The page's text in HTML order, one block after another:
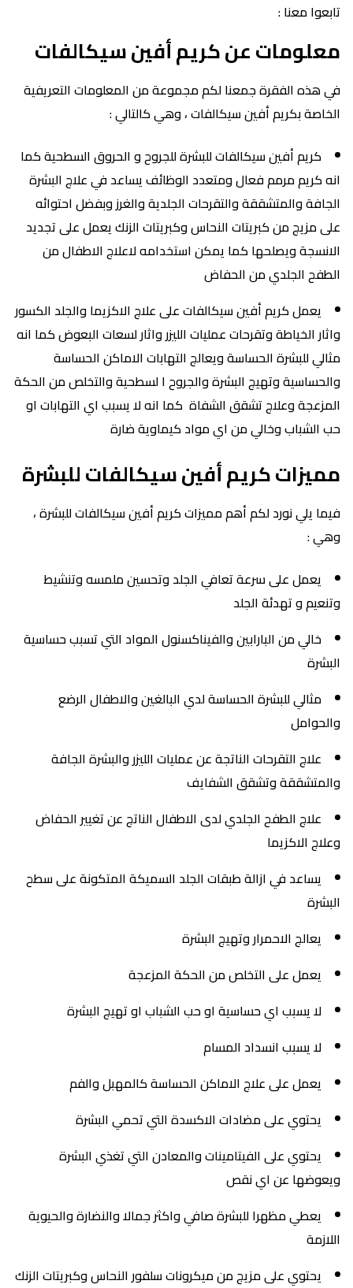
تابعوا معنا :
معلومات عن كريم أفين سيكالفات
في هذه الفقرة جمعنا لكم مجموعة من المعلومات التعريفية
الخاصة بكريم أفين سيكالفات ، وهي كالتالي :
كريم أفين سيكالفات للبشرة للجروح و الحروق السطحية كما
انه كريم مرمم فعال ومتعدد الوظائف يساعد في علاج البشرة
الجافة والمتشققة والتقرحات الجلدية والغرز وبفضل احتوائه
على مزيج من كبريتات النحاس وكبريتات الزنك يعمل على تجديد
الانسجة ويصلحها كما يمكن استخدامه لاعلاج الاطفال من
الطفح الجلدي من الحفاض
يعمل كريم أفين سيكالفات على علاج الاكزيما والجلد الكسور
واثار الخياطة وتقرحات عمليات الليزر واثار لسعات البعوض كما انه
مثالي للبشرة الحساسة ويعالج التهابات الاماكن الحساسة
والحساسية وتهيج البشرة والجروح ا لسطحية والتخلص من الحكة
المزعجة وعلاج تشقق الشفاة كما انه لا يسبب اي التهابات او
حب الشباب وخالي من اي مواد كيماوية ضارة
مميزات كريم أفين سيكالفات للبشرة
فيما يلي نورد لكم أهم مميزات كريم أفين سيكالفات للبشرة ،
وهي :
يعمل على سرعة تعافي الجلد وتحسين ملمسه وتنشيط
وتنعيم و تهدئة الجلد
خالي من البارابين والفيناكسنول المواد التي تسبب حساسية
البشرة
مثالي للبشرة الحساسة لدي البالغين والاطفال الرضع
والحوامل
علاج التقرحات الناتجة عن عمليات الليزر والبشرة الجافة
والمتشققة وتشقق الشفايف
علاج الطفح الجلدي لدى الاطفال الناتج عن تغيير الحفاض
وعلاج الاكزيما
يساعد في ازالة طبقات الجلد السميكة المتكونة على سطح
البشرة
يعالج الاحمرار وتهيج البشرة
يعمل على التخلص من الحكة المزعجة
لا يسبب اي حساسية او حب الشباب او تهيج البشرة
لا يسبب انسداد المسام
يعمل على علاج الاماكن الحساسة كالمهبل والفم
يحتوي على مضادات الاكسدة التي تحمي البشرة
يحتوي على الفيتامينات والمعادن التي تغذي البشرة
ويعوضها عن اي نقص
يعطي مظهرا للبشرة صافي واكثر جمالا والنضارة والحيوية
اللازمة
يحتوي على مزيج من ميكرونات سلفور النحاس وكبريتات الزنك